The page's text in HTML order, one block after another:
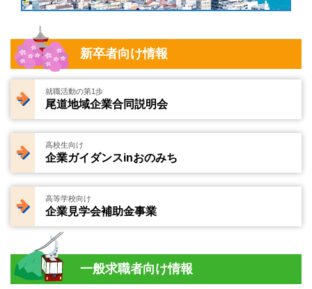
新卒者向け情報
就職活動の第1歩
尾道地域企業合同説明会
高校生向け
企業ガイダンスinおのみち
高等学校向け
企業見学会補助金事業
一般求職者向け情報